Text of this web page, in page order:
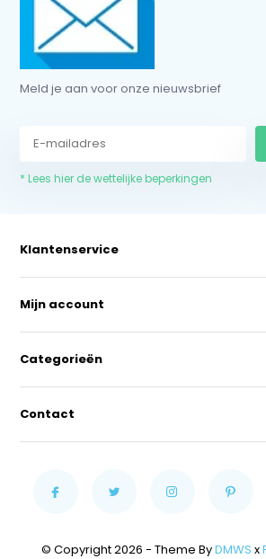
Meld je aan voor onze nieuwsbrief
* Lees hier de wettelijke beperkingen
Klantenservice
Mijn account
Categorieën
Contact
© Copyright 2026 - Theme ByDMWS x